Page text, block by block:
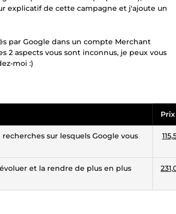
explicatif de cette campagne et j'ajoute un
par Google dans un compte Merchant
2 aspects vous sont inconnus, je peux vous
moi :)
Prix
sur lesquels Google vous
et la rendre de plus en plus